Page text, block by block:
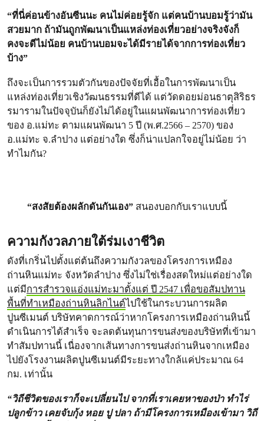
“ที่นี่ค่อนข้างอันซีนนะ คนไม่ค่อยรู้จัก แต่คนบ้านบอมรู้ว่ามัน
สวยมาก ถ้ามันถูกพัฒนาเป็นแหล่งท่องเที่ยวอย่างจริงจังก็
คงจะดีไม่น้อย คนบ้านบอมจะได้มีรายได้จากการท่องเที่ยว
บ้าง”
ถึงจะเป็นการรวมตัวกันของปัจจัยที่เอื้อในการพัฒนาเป็น
แหล่งท่องเที่ยวเชิงวัฒนธรรมที่ดีได้ แต่วัดดอยม่อนธาตุสิริธร
รมารามในปัจจุบันก็ยังไม่ได้อยู่ในแผนพัฒนาการท่องเที่ยว
ของ อ.แม่ทะ ตามแผนพัฒนา 5 ปี (พ.ศ.2566 – 2570) ของ
อ.แม่ทะ จ.ลำปาง แต่อย่างใด ซึ่งก็น่าแปลกใจอยู่ไม่น้อย ว่า
ทำไมกัน?
“สงสัยต้องผลักดันกันเอง”สนองบอกกับเราแบบนี้
ความกังวลภายใต้ร่มเงาชีวิต
ดังที่เกริ่นไปตั้งแต่ต้นถึงความกังวลของโครงการเหมือง
ถ่านหินแม่ทะ จังหวัดลำปาง ซึ่งไม่ใช่เรื่องสดใหม่แต่อย่างใด
แต่มีการสำรวจแอ่งแม่ทะมาตั้งแต่ ปี 2547 เพื่อขอสัมปทาน
พื้นที่ทำเหมืองถ่านหินลิกไนต์ไปใช้ในกระบวนการผลิต
ปูนซีเมนต์ บริษัทคาดการณ์ว่าหากโครงการเหมืองถ่านหินนี้
ดำเนินการได้สำเร็จ จะลดต้นทุนการขนส่งของบริษัทที่เข้ามา
ทำสัมปทานนี้ เนื่องจากเส้นทางการขนส่งถ่านหินจากเหมือง
ไปยังโรงงานผลิตปูนซีเมนต์มีระยะทางใกล้แค่ประมาณ 64
กม. เท่านั้น
“วิถีชีวิตของเราก็จะเปลี่ยนไป จากที่เราเคยหาของป่า ทำไร่
ปลูกข้าว เคยจับกุ้ง หอย ปู ปลา ถ้ามีโครงการเหมืองเข้ามา วิถี